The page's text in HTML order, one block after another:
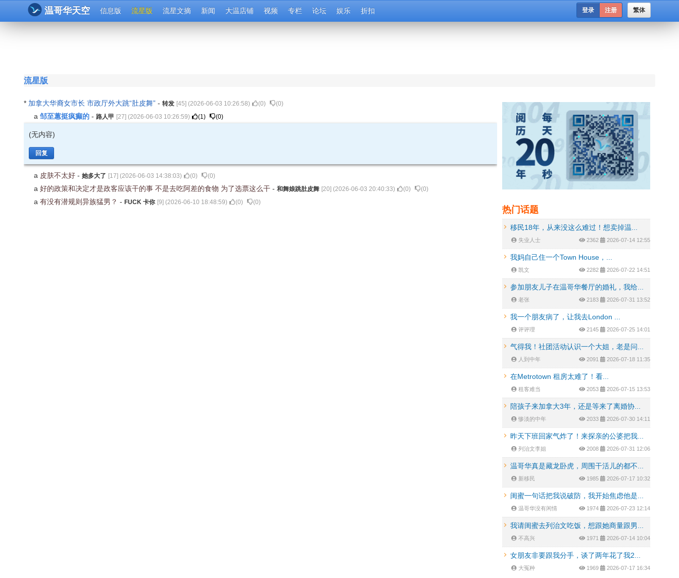
温哥华天空 信息版 流星版 流星文摘 新闻 大温店铺 视频 专栏 论坛 娱乐 折扣 繁体
登录 注册
流星版
* 加拿大华裔女市长 市政厅外大跳“肚皮舞” - 转发 [45] (2026-06-03 10:26:58) (0) (0)
a 邹至蕙挺疯癫的 - 路人甲 [27] (2026-06-03 10:26:59) (1) (0)
(无内容)
回复
a 皮肤不太好 - 她多大了 [17] (2026-06-03 14:38:03) (0) (0)
a 好的政策和决定才是政客应该干的事 不是去吃阿差的食物 为了选票这么干 - 和舞娘跳肚皮舞 [20] (2026-06-03 20:40:33) (0) (0)
a 有没有潜规则异族猛男？ - FUCK 卡你 [9] (2026-06-10 18:48:59) (0) (0)
热门话题
移民18年，从来没这么难过！想卖掉温...
失业人士 2362 2026-07-14 12:55
我妈自己住一个Town House，...
凯文 2282 2026-07-22 14:51
参加朋友儿子在温哥华餐厅的婚礼，我给...
老张 2183 2026-07-31 13:52
我一个朋友病了，让我去London ...
评评理 2145 2026-07-25 14:01
气得我！社团活动认识一个大姐，老是问...
人到中年 2091 2026-07-18 11:35
在Metrotown 租房太难了！看...
租客难当 2053 2026-07-15 13:53
陪孩子来加拿大3年，还是等来了离婚协...
惨淡的中年 2033 2026-07-30 14:11
昨天下班回家气炸了！来探亲的公婆把我...
列治文李姐 2008 2026-07-31 12:06
温哥华真是藏龙卧虎，周围干活儿的都不...
新移民 1985 2026-07-17 10:32
闺蜜一句话把我说破防，我开始焦虑他是...
温哥华没有闲情 1974 2026-07-23 12:14
我请闺蜜去列治文吃饭，想跟她商量跟男...
不高兴 1971 2026-07-14 10:04
女朋友非要跟我分手，谈了两年花了我2...
大冤种 1969 2026-07-17 16:34